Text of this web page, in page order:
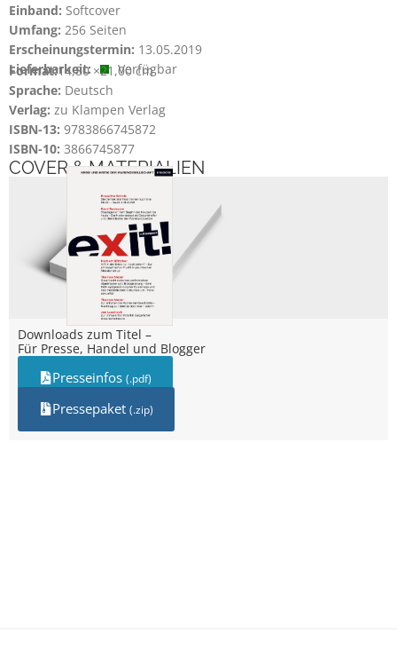
Einband: Softcover
Umfang: 256 Seiten
Erscheinungstermin: 13.05.2019
Lieferbarkeit:
Verfügbar
Format:14,80 ×21,00 cm
Sprache: Deutsch
Verlag: zu Klampen Verlag
ISBN-13: 9783866745872
ISBN-10: 3866745877
COVER & MATERIALIEN
Downloads zum Titel –
Für Presse, Handel und Blogger
Presseinfos (.pdf)
Pressepaket (.zip)